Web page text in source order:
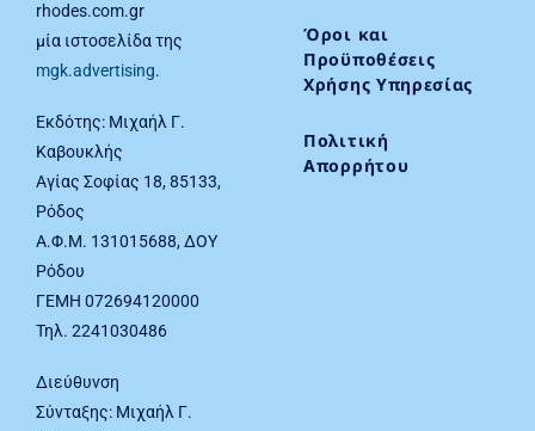
rhodes.com.gr
μία ιστοσελίδα της
mgk.advertising.
Εκδότης: Μιχαήλ Γ.
Καβουκλής
Αγίας Σοφίας 18, 85133,
Ρόδος
Α.Φ.Μ. 131015688, ΔΟΥ
Ρόδου
ΓΕΜΗ 072694120000
Τηλ. 2241030486
Διεύθυνση
Σύνταξης: Μιχαήλ Γ.
Όροι και
Προϋποθέσεις
Χρήσης Υπηρεσίας
Πολιτική
Απορρήτου